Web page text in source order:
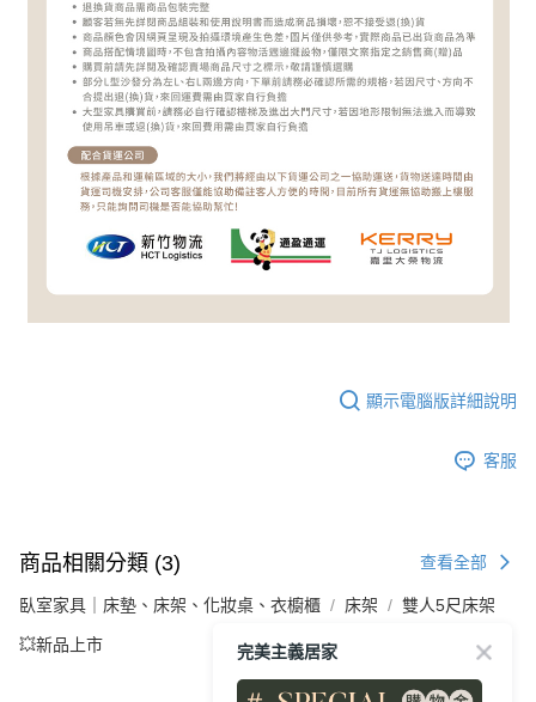
顯示電腦版詳細說明
客服
商品相關分類 (3) 查看全部
臥室家具｜床墊、床架、化妝桌、衣櫥櫃 床架 雙人5尺床架
💥新品上市 完美主義居家